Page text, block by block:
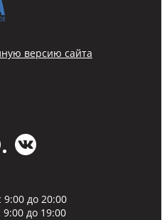
9:00 до 20:00
9:00 до 19:00
версию сайта